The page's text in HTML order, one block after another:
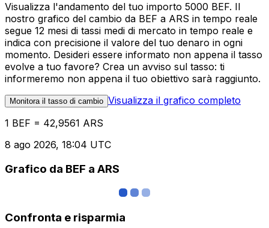
Visualizza l'andamento del tuo importo 5000 BEF. Il
nostro grafico del cambio da BEF a ARS in tempo reale
segue 12 mesi di tassi medi di mercato in tempo reale e
indica con precisione il valore del tuo denaro in ogni
momento. Desideri essere informato non appena il tasso
evolve a tuo favore? Crea un avviso sul tasso: ti
informeremo non appena il tuo obiettivo sarà raggiunto.
Monitora il tasso di cambio Visualizza il grafico completo
1 BEF = 42,9561 ARS
8 ago 2026, 18:04 UTC
Grafico da BEF a ARS
Confronta e risparmia